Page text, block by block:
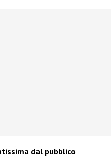
dal pubblico